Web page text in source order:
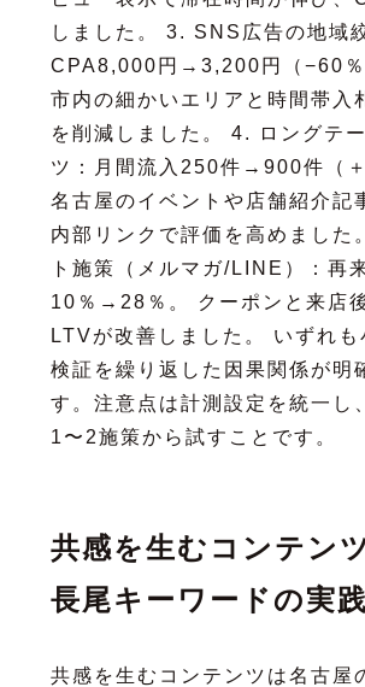
しました。 3. SNS広告の地域
CPA8,000円→3,200円（−60％
市内の細かいエリアと時間帯入
を削減しました。 4. ロングテ
ツ：月間流入250件→900件（＋
名古屋のイベントや店舗紹介記
内部リンクで評価を高めました
ト施策（メルマガ/LINE）：再
10％→28％。 クーポンと来店
LTVが改善しました。 いずれも
検証を繰り返した因果関係が明
す。注意点は計測設定を統一し
1〜2施策から試すことです。
共感を生むコンテン
長尾キーワードの実
共感を生むコンテンツは名古屋